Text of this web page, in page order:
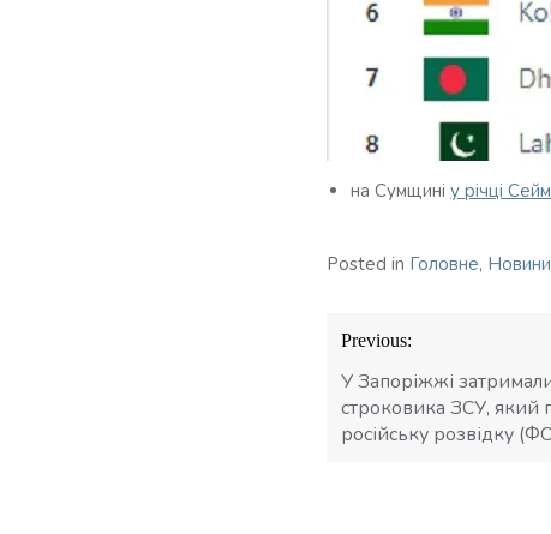
на Сумщині у річці
Posted in Головне, Новини
Навігація
записів
Previous:
У Запоріжжі
строковика ЗСУ, який
російську розвідку